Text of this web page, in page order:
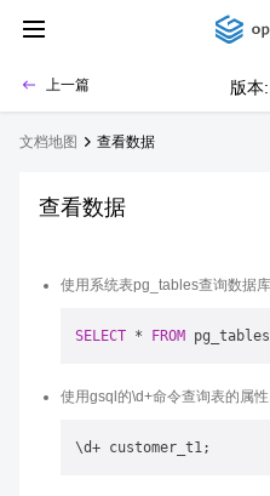
上一篇 版本
文档地图 查看数据
查看数据
使用系统表pg_tables查询数据库
SELECT * FROM
使用gsql的\d+命令查询表的属性